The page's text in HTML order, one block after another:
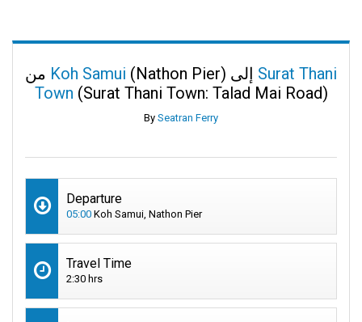
Koh Samui
Surat Thani
Town (Surat Thani Town: Talad Mai Road)
By Seatran Ferry
Departure
05:00 Koh Samui, Nathon Pier
Travel Time
2:30 hrs